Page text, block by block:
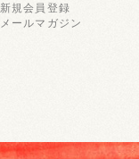
新規会員登録
メールマガジン